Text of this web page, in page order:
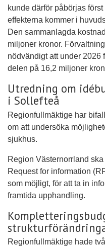
kunde därför påbörjas
effekterna kommer i
Den sammanlagda
miljoner kronor.
nödvändigt att under 2026
delen på 16,2 miljoner
Utredning om
i Sollefteå
Regionfullmäktige har
om att undersöka
sjukhus.
Region Västernorrland
Request for information
som möjligt, för att ta in
framtida upphandling.
Regionfullmäktige hade